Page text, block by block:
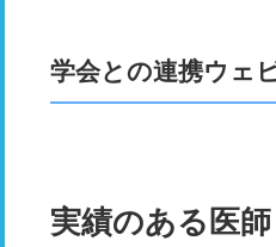
学会との連携ウェ
実績のある医師